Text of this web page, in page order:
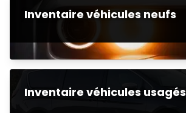
Inventaire véhicules neufs
Inventaire véhicules usagés